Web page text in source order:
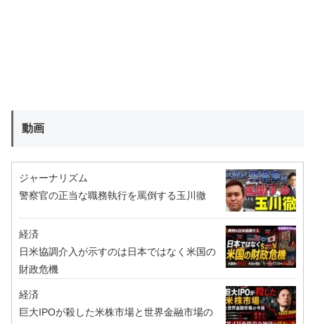
動画
ジャーナリズム
警察官の正当な職務執行を罵倒する玉川徹
経済
日米協調介入が示すのは日本ではなく米国の
財政危機
経済
巨大IPOが殺した米株市場と世界金融市場の